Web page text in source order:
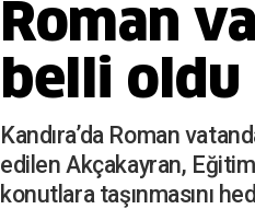
Roman
belli oldu
Kandıra’da Roman
edilen Akçakayran,
konutlara taşınmasını